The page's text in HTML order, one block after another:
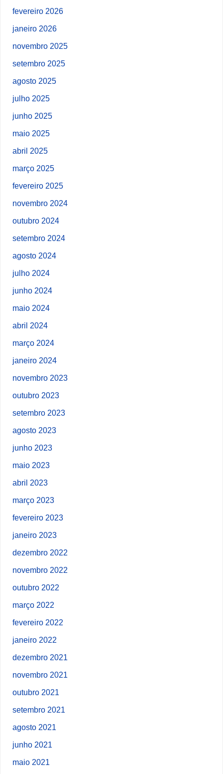
fevereiro 2026
janeiro 2026
novembro 2025
setembro 2025
agosto 2025
julho 2025
junho 2025
maio 2025
abril 2025
março 2025
fevereiro 2025
novembro 2024
outubro 2024
setembro 2024
agosto 2024
julho 2024
junho 2024
maio 2024
abril 2024
março 2024
janeiro 2024
novembro 2023
outubro 2023
setembro 2023
agosto 2023
junho 2023
maio 2023
abril 2023
março 2023
fevereiro 2023
janeiro 2023
dezembro 2022
novembro 2022
outubro 2022
março 2022
fevereiro 2022
janeiro 2022
dezembro 2021
novembro 2021
outubro 2021
setembro 2021
agosto 2021
junho 2021
maio 2021